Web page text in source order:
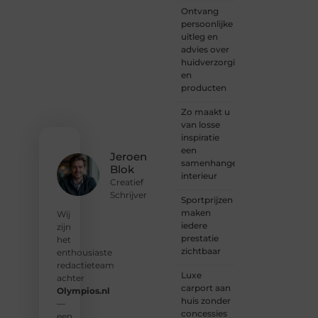
Jeroen
Blok
Creatief
Schrijver
Wij
zijn
het
enthousiaste
redactieteam
achter
Olympios.nl
—
Ontvang
persoonlijke
uitleg en
advies over
huidverzorging
en
producten
Zo maakt u
van losse
inspiratie
een
samenhangend
interieur
Sportprijzen
maken
iedere
prestatie
zichtbaar
Luxe
carport aan
huis zonder
concessies